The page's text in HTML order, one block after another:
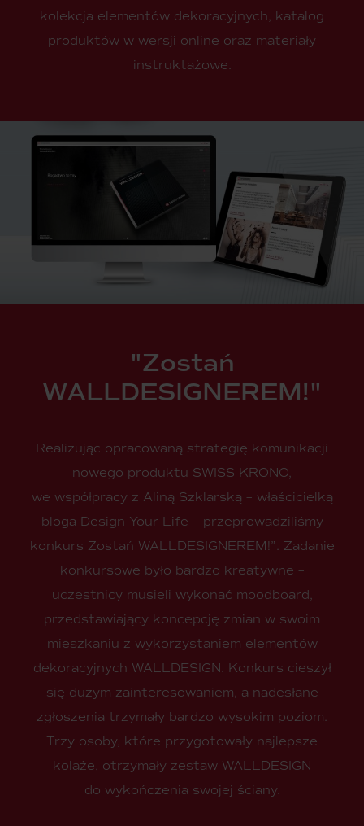
kolekcja elementów dekoracyjnych, katalog
produktów w wersji online oraz materiały
instruktażowe.
"Zostań
WALLDESIGNEREM!"
Realizując opracowaną strategię komunikacji
nowego produktu SWISS KRONO,
we współpracy z Aliną Szklarską – właścicielką
bloga Design Your Life – przeprowadziliśmy
konkurs Zostań WALLDESIGNEREM!”. Zadanie
konkursowe było bardzo kreatywne –
uczestnicy musieli wykonać moodboard,
przedstawiający koncepcję zmian w swoim
mieszkaniu z wykorzystaniem elementów
dekoracyjnych WALLDESIGN. Konkurs cieszył
się dużym zainteresowaniem, a nadesłane
zgłoszenia trzymały bardzo wysokim poziom.
Trzy osoby, które przygotowały najlepsze
kolaże, otrzymały zestaw WALLDESIGN
do wykończenia swojej ściany.